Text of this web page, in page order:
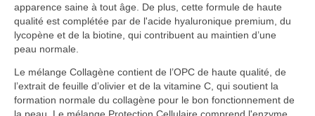
apparence saine à tout âge. De plus, cette formule de haute
qualité est complétée par de l'acide hyaluronique premium, du
lycopène et de la biotine, qui contribuent au maintien d’une
peau normale.
Le mélange Collagène contient de l’OPC de haute qualité, de
l’extrait de feuille d’olivier et de la vitamine C, qui soutient la
formation normale du collagène pour le bon fonctionnement de